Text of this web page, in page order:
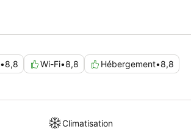
•8,8 Wi-Fi•8,8 Hébergement•8,8
Climatisation